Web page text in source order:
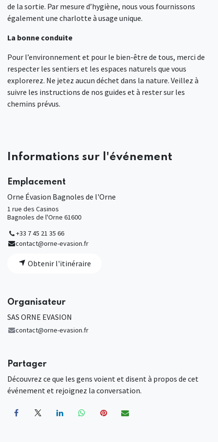
de la sortie. Par mesure d’hygiène, nous vous fournissons
également une charlotte à usage unique.
La bonne conduite
Pour l’environnement et pour le bien-être de tous, merci de
respecter les sentiers et les espaces naturels que vous
explorerez. Ne jetez aucun déchet dans la nature. Veillez à
suivre les instructions de nos guides et à rester sur les
chemins prévus.
Informations sur l'événement
Emplacement
Orne Évasion Bagnoles de l'Orne
1 rue des Casinos
Bagnoles de l'Orne 61600
+33 7 45 21 35 66
contact@orne-evasion.fr
Obtenir l'itinéraire
Organisateur
SAS ORNE EVASION
contact@orne-evasion.fr
Partager
Découvrez ce que les gens voient et disent à propos de cet
événement et rejoignez la conversation.